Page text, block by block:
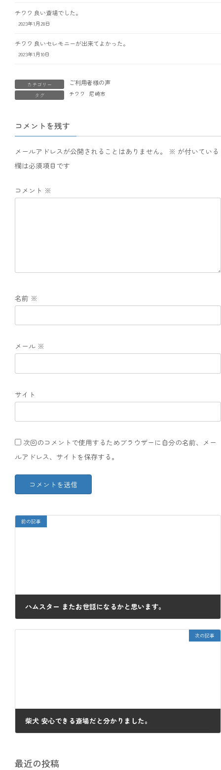
チワワ 良い斎場でした。
2023年1月28日
チワワ 良いセレモニーが出来てよかった。
2023年1月10日
カテゴリー ご利用者様の声
タグ チワワ 尼崎市
コメントを残す
メールアドレスが公開されることはありません。 ※ が付いている
欄は必須項目です
コメント ※
名前 ※
メール ※
サイト
次回のコメントで使用するためブラウザーに自分の名前、メー
ルアドレス、サイトを保存する。
前の記事
ハムスター またお世話になるかと思います。
次の記事
柴犬 安心できる斎場だと分かりました。
最近の投稿